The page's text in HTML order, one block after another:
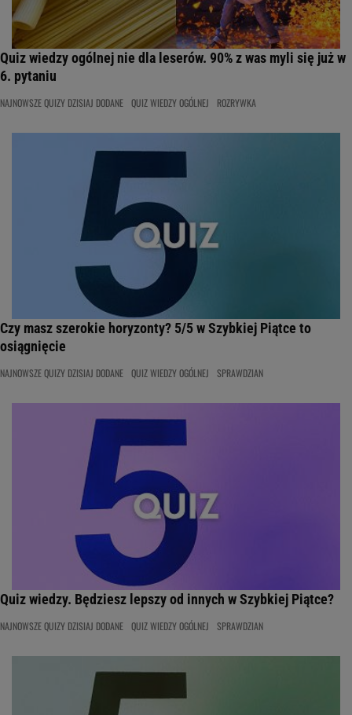
Quiz wiedzy ogólnej nie dla leserów. 90% z was myli się już w
6. pytaniu
NAJNOWSZE QUIZY DZISIAJ DODANE QUIZ WIEDZY OGÓLNEJ ROZRYWKA
Czy masz szerokie horyzonty? 5/5 w Szybkiej Piątce to
osiągnięcie
NAJNOWSZE QUIZY DZISIAJ DODANE QUIZ WIEDZY OGÓLNEJ SPRAWDZIAN
Quiz wiedzy. Będziesz lepszy od innych w Szybkiej Piątce?
NAJNOWSZE QUIZY DZISIAJ DODANE QUIZ WIEDZY OGÓLNEJ SPRAWDZIAN